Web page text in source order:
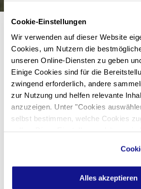
Cookie-Einstellungen
Wir verwenden auf dieser Website
Cookies, um Nutzern die
unseren Online-Diensten zu geben
Einige Cookies sind für die
zwingend erforderlich, andere
zur Nutzung und helfen relevante
anzuzeigen. Unter "Cookies
selbst bestimmen, welche Cookies
Alles akzeptieren